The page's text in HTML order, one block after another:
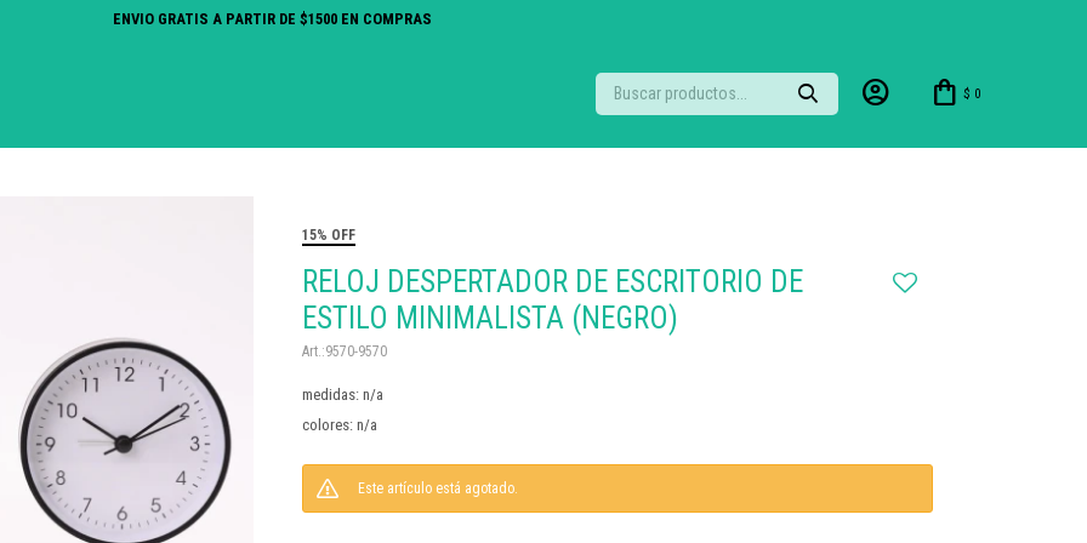
ENVIO GRATIS A PARTIR DE $1500 EN COMPRAS
$ 0
15% OFF
RELOJ DESPERTADOR DE ESCRITORIO DE
ESTILO MINIMALISTA (NEGRO)
9570-9570
medidas: n/a
colores: n/a
Este artículo está agotado.